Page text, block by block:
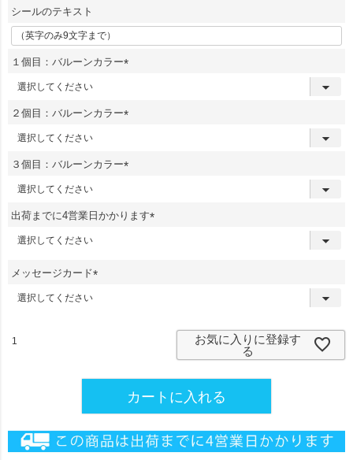
)
シールのテキスト
１個目：バルーンカラー
須
２個目：バルーンカラー
須
３個目：バルーンカラー
須
出荷までに4営業日かかります
メッセージカード
お気に入りに登録す
る
カートに入れる